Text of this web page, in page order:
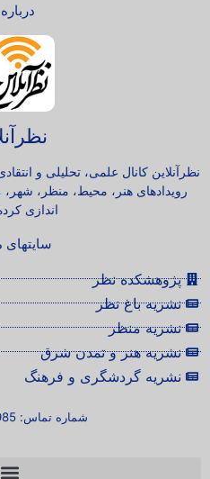
نظرآنلاین کانال علمی، تحلیلی و
رویدادهای هنر، محیط، منظر،
اندازی
سایتهای
پژوهشکده نظر
نشریه باغ نظر
نشریه منظر
نشریه هنر و تمدن شرق
نشریه گردشگری و فرهنگ
شماره تماس: 66435985-021